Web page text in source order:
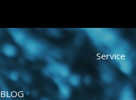
BLOG
Service